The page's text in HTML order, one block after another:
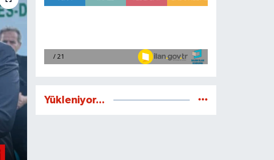
Yükleniyor...